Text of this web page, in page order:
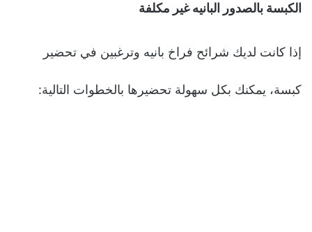
الكبسة بالصدور البانيه غير مكلفة
إذا كانت لديك شرائح فراخ بانيه وترغبين في تحضير
كبسة، يمكنك بكل سهولة تحضيرها بالخطوات التالية: